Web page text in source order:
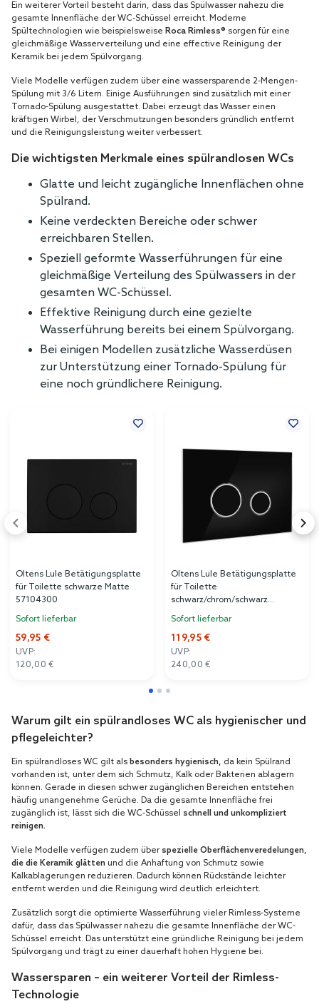
Ein weiterer Vorteil besteht darin, dass das Spülwasser nahezu die
gesamte Innenfläche der WC-Schüssel erreicht. Moderne
Spültechnologien wie beispielsweise Roca Rimless® sorgen für eine
gleichmäßige Wasserverteilung und eine effective Reinigung der
Keramik bei jedem Spülvorgang.
Viele Modelle verfügen zudem über eine wassersparende 2-Mengen-
Spülung mit 3/6 Litern. Einige Ausführungen sind zusätzlich mit einer
Tornado-Spülung ausgestattet. Dabei erzeugt das Wasser einen
kräftigen Wirbel, der Verschmutzungen besonders gründlich entfernt
und die Reinigungsleistung weiter verbessert.
Die wichtigsten Merkmale eines spülrandlosen WCs
Glatte und leicht zugängliche Innenflächen ohne
Spülrand.
Keine verdeckten Bereiche oder schwer
erreichbaren Stellen.
Speziell geformte Wasserführungen für eine
gleichmäßige Verteilung des Spülwassers in der
gesamten WC-Schüssel.
Effektive Reinigung durch eine gezielte
Wasserführung bereits bei einem Spülvorgang.
Bei einigen Modellen zusätzliche Wasserdüsen
zur Unterstützung einer Tornado-Spülung für
eine noch gründlichere Reinigung.
Oltens Lule Betätigungsplatte
für Toilette schwarze Matte
57104300
Sofort lieferbar
59,95 €
UVP:
120,00 €
Oltens Lule Betätigungsplatte
für Toilette
schwarz/chrom/schwarz
57201300
Sofort lieferbar
119,95 €
UVP:
240,00 €
Warum gilt ein spülrandloses WC als hygienischer und
pflegeleichter?
Ein spülrandloses WC gilt als besonders hygienisch, da kein Spülrand
vorhanden ist, unter dem sich Schmutz, Kalk oder Bakterien ablagern
können. Gerade in diesen schwer zugänglichen Bereichen entstehen
häufig unangenehme Gerüche. Da die gesamte Innenfläche frei
zugänglich ist, lässt sich die WC-Schüssel schnell und unkompliziert
reinigen.
Viele Modelle verfügen zudem überspezielle Oberflächenveredelungen,
die die Keramik glätten und die Anhaftung von Schmutz sowie
Kalkablagerungen reduzieren. Dadurch können Rückstände leichter
entfernt werden und die Reinigung wird deutlich erleichtert.
Zusätzlich sorgt die optimierte Wasserführung vieler Rimless-Systeme
dafür, dass das Spülwasser nahezu die gesamte Innenfläche der WC-
Schüssel erreicht. Das unterstützt eine gründliche Reinigung bei jedem
Spülvorgang und trägt zu einer dauerhaft hohen Hygiene bei.
Wassersparen – ein weiterer Vorteil der Rimless-
Technologie